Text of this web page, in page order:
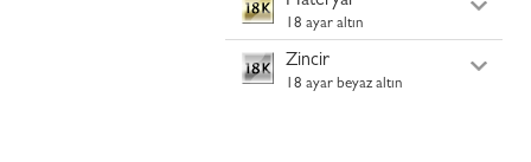
18 ayar altın
Zincir
18 ayar beyaz altın